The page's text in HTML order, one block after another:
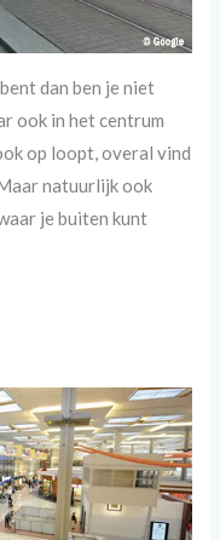
dan ben je niet
ook in het centrum
op loopt, overal vind
natuurlijk ook
je buiten kunt